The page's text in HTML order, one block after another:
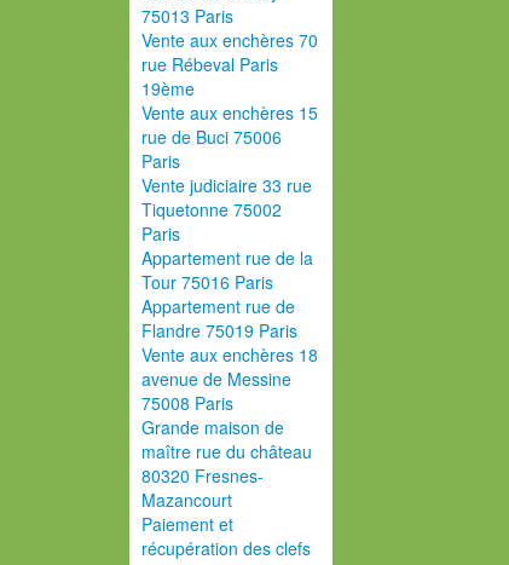
75013 Paris
Vente aux enchères 70
rue Rébeval Paris
19ème
Vente aux enchères 15
rue de Buci 75006
Paris
Vente judiciaire 33 rue
Tiquetonne 75002
Paris
Appartement rue de la
Tour 75016 Paris
Appartement rue de
Flandre 75019 Paris
Vente aux enchères 18
avenue de Messine
75008 Paris
Grande maison de
maître rue du château
80320 Fresnes-
Mazancourt
Paiement et
récupération des clefs